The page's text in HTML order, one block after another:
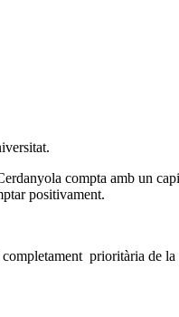
compta amb un
positivament.
prioritària de